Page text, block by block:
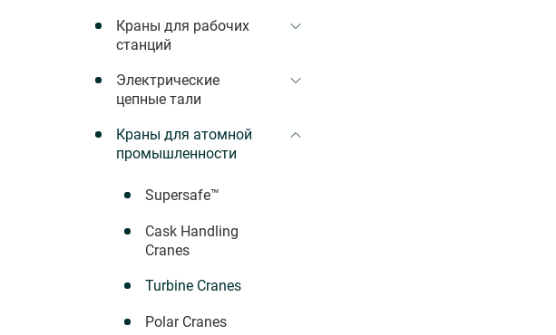
Краны для рабочих
станций
Электрические
цепные тали
Краны для атомной
промышленности
Supersafe™
Cask Handling
Cranes
Turbine Cranes
Polar Cranes